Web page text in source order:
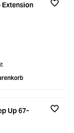
Up 67-